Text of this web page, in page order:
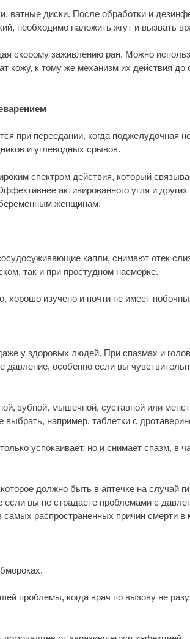
ватные диски. После обработки и
необходимо наложить жгут и вызвать
скорому заживлению ран. Можно
кожу, к тому же механизм их действия до
при переедании, когда поджелудочная
и углеводных срывов.
спектром действия, который
активированного угля и
женщинам.
капли, снимают отек
так и при простудном насморке.
хорошо изучено и почти не имеет
у здоровых людей. При спазмах и
давление, особенно если вы
зубной, мышечной, суставной или
например, таблетки с
успокаивает, но и снимает спазм, в
должно быть в аптечке на случай
вы не страдаете проблемами с
самых распространенных причин смерти в
проблемы, когда врач по вызову не